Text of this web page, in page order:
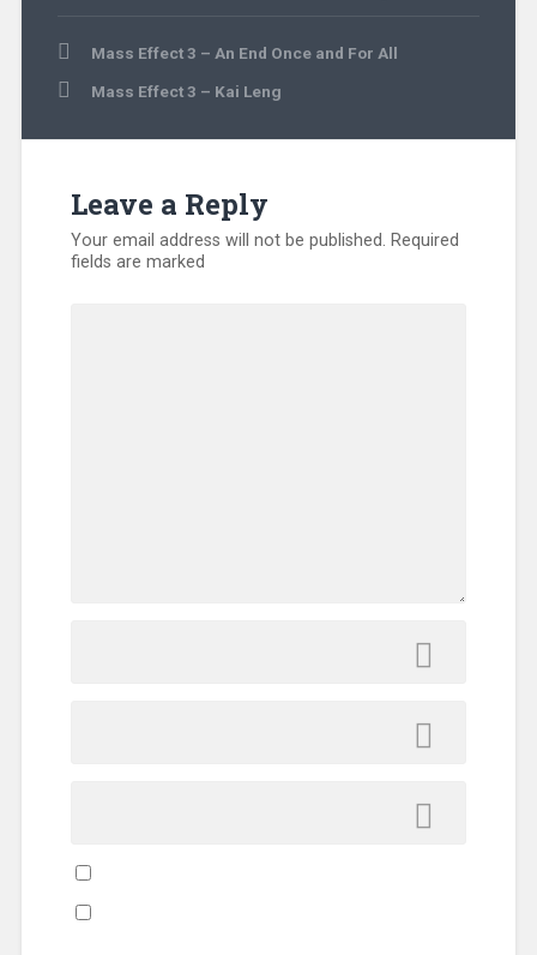
PostMass Effect 3 – An End Once and For All
Mass Effect 3 – Kai Leng
Leave a Reply
Your email address will not be published. Required
fields are marked